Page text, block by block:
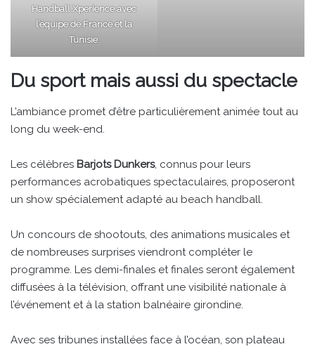
Handball Xperience avec
l’équipe de France et la
Tunisie.
Du sport mais aussi du spectacle
L’ambiance promet d’être particulièrement animée tout au
long du week-end.
Les célèbres Barjots Dunkers, connus pour leurs
performances acrobatiques spectaculaires, proposeront
un show spécialement adapté au beach handball.
Un concours de shootouts, des animations musicales et
de nombreuses surprises viendront compléter le
programme. Les demi-finales et finales seront également
diffusées à la télévision, offrant une visibilité nationale à
l’événement et à la station balnéaire girondine.
Avec ses tribunes installées face à l’océan, son plateau